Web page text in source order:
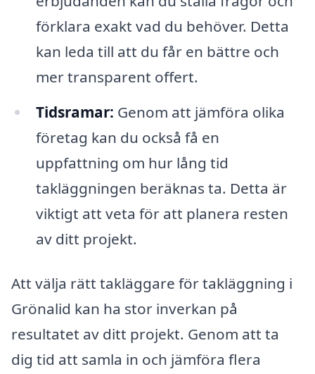
förklara exakt vad du behöver. Detta
kan leda till att du får en bättre och
mer transparent offert.
Tidsramar: Genom att jämföra olika
företag kan du också få en
uppfattning om hur lång tid
takläggningen beräknas ta. Detta är
viktigt att veta för att planera resten
av ditt projekt.
Att välja rätt takläggare för takläggning i
Grönalid kan ha stor inverkan på
resultatet av ditt projekt. Genom att ta
dig tid att samla in och jämföra flera